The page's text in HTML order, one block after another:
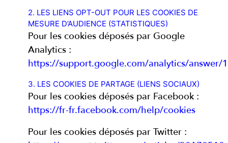
2. LES LIENS OPT-OUT POUR LES COOKIES DE
MESURE D’AUDIENCE (STATISTIQUES)
Pour les cookies déposés par Google
Analytics :
https://support.google.com/analytics/answer/
3. LES COOKIES DE PARTAGE (LIENS SOCIAUX)
Pour les cookies déposés par Facebook :
https://fr-fr.facebook.com/help/cookies
Pour les cookies déposés par Twitter :